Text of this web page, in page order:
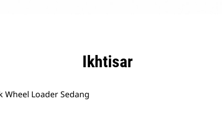
Ikhtisar
Loader Sedang